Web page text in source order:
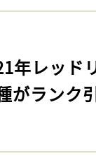
年レッ
がランク
入りに
ンが必
グイン